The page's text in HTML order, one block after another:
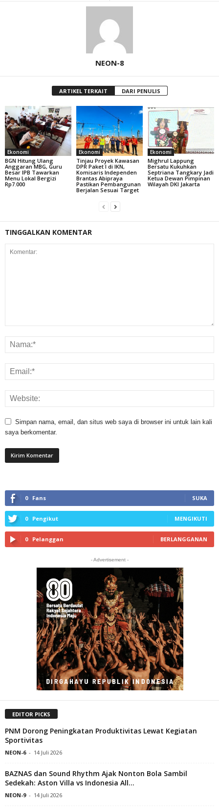
NEON-8
ARTIKEL TERKAIT DARI PENULIS
Ekonomi
BGN Hitung Ulang
Anggaran MBG, Guru
Besar IPB Tawarkan
Menu Lokal Bergizi
Rp7.000
Ekonomi
Tinjau Proyek Kawasan
DPR Paket I di IKN,
Komisaris Independen
Brantas Abipraya
Pastikan Pembangunan
Berjalan Sesuai Target
Ekonomi
Mighrul Lappung
Bersatu Kukuhkan
Septriana Tangkary Jadi
Ketua Dewan Pimpinan
Wilayah DKI Jakarta
TINGGALKAN KOMENTAR
Simpan nama, email, dan situs web saya di browser ini untuk lain kali
saya berkomentar.
0 Fans SUKA
0 Pengikut MENGIKUTI
0 Pelanggan BERLANGGANAN
- Advertisement -
EDITOR PICKS
PNM Dorong Peningkatan Produktivitas Lewat Kegiatan
Sportivitas
NEON-6 - 14 Juli 2026
BAZNAS dan Sound Rhythm Ajak Nonton Bola Sambil
Sedekah: Aston Villa vs Indonesia All...
NEON-9 - 14 Juli 2026